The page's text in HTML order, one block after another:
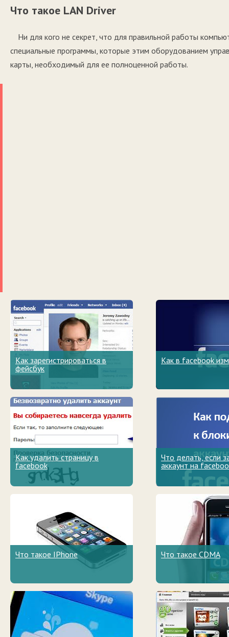
Что такое LAN Driver
Ни для кого не секрет, что для правильной работы
специальные программы, которые этим оборудованием
карты, необходимый для ее полноценной работы.
Как зарегистрироваться в
фейсбук
Как в facebook
Как удалить страницу в
facebook
Что делать, если
аккаунт на
Что такое IPhone Что такое CDMA